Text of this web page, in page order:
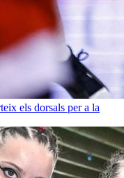
els dorsals per a la